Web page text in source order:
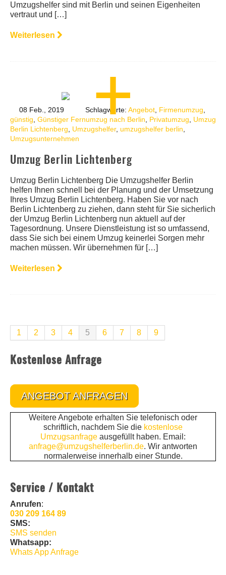
Umzugshelfer sind mit Berlin und seinen Eigenheiten
vertraut und […]
Weiterlesen
08 Feb., 2019 Schlagworte: Angebot Firmenumzug
günstig Günstiger Fernumzug nach Berlin Privatumzug
Umzug
Berlin Lichtenberg
Umzugshelfer, umzugshelfer berlin
Umzugsunternehmen
Umzug Berlin Lichtenberg
Umzug Berlin Lichtenberg Die Umzugshelfer Berlin
helfen Ihnen schnell bei der Planung und der Umsetzung
Ihres Umzug Berlin Lichtenberg. Haben Sie vor nach
Berlin Lichtenberg zu ziehen, dann steht für Sie sicherlich
der Umzug Berlin Lichtenberg nun aktuell auf der
Tagesordnung. Unsere Dienstleistung ist so umfassend,
dass Sie sich bei einem Umzug keinerlei Sorgen mehr
machen müssen. Wir übernehmen für […]
Weiterlesen
1 2 3 4 5 6 7 8 9
Kostenlose Anfrage
ANGEBOT ANFRAGEN
Weitere Angebote erhalten Sie telefonisch oder
schriftlich, nachdem Sie die kostenlose
Umzugsanfrage ausgefüllt haben. Email:
anfrage@umzugshelferberlin.de. Wir antworten
normalerweise innerhalb einer Stunde.
Service / Kontakt
Anrufen:
030 209 164 89
SMS:
SMS senden
Whatsapp:
Whats App Anfrage